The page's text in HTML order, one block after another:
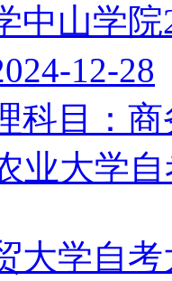
中山学
12-28
科目：
业大学
大学自